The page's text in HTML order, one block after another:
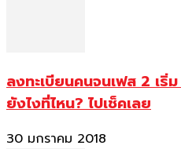
ลงทะเบียนคนจนเฟส 2 เริ่
ยังไงที่ไหน? ไปเช็คเลย
30 มกราคม 2018